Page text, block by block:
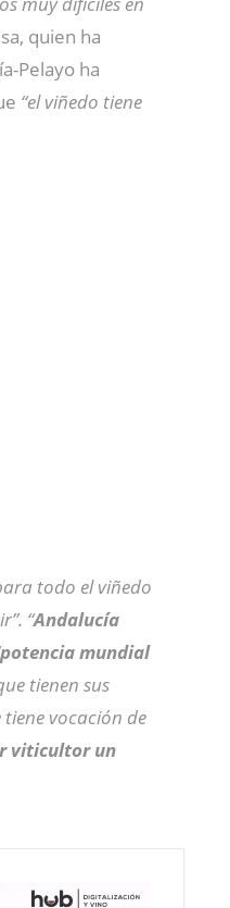
quien ha
Pelayo ha
“el viñedo tiene
todo el viñedo
“Andalucía
potencia mundial
tienen sus
tiene vocación de
viticultor un